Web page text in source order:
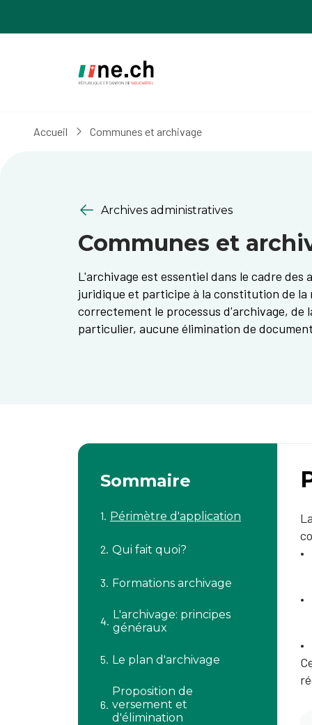
Accueil Communes et archivage
Archives administratives
Communes et
L'archivage est essentiel dans le cadre
juridique et participe à la constitution de la
correctement le processus d'archivage, de
particulier, aucune élimination de
Sommaire
Périmètre d'application
Qui fait quoi?
Formations archivage
L'archivage: principes
généraux
Le plan d'archivage
Proposition de
versement et
d'élimination
La